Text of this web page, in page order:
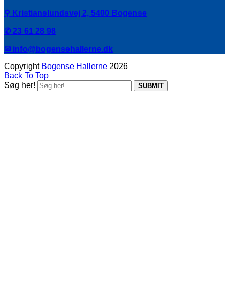
⚲ Kristianslundsvej 2, 5400 Bogense
✆ 23 61 28 98
✉ info@bogensehallerne.dk
Copyright Bogense Hallerne 2026
Back To Top
Søg her!
SUBMIT